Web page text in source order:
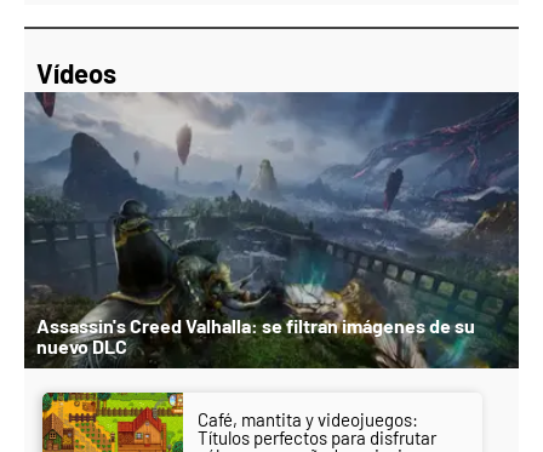
Vídeos
Assassin's Creed Valhalla: se filtran imágenes de su
nuevo DLC
Café, mantita y videojuegos:
Títulos perfectos para disfrutar